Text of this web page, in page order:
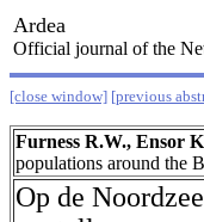
Ardea
Official journal of the
[close window] [previous
Furness R.W., Ensor
populations around the
Op de